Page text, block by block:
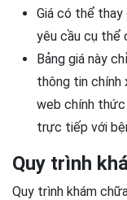
Giá có thể
yêu cầu cụ thể
Bảng giá này
thông tin chính
web chính thức
trực tiếp với
Quy trình
Quy trình khám